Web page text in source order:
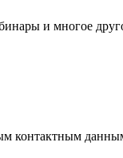
и многое
контактным